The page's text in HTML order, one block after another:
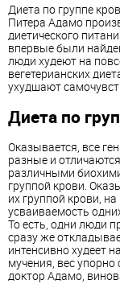
Диета по группе
Питера Адамо
диетического
впервые были
люди худеют на
вегетерианских
ухудшают
Диета по
Оказывается, все
разные и
различными
группой крови.
их группой крови,
усваиваемость
То есть, одни люди
сразу же
интенсивно худеет
мучения, вес упорно
доктор Адамо,